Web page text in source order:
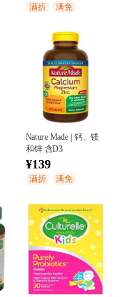
满折 满免
Nature Made | 钙、镁
和锌 含D3
¥139
满折 满免